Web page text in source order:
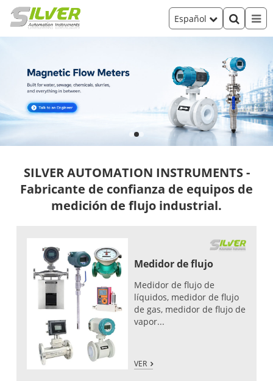
Español
SILVER AUTOMATION INSTRUMENTS -
Fabricante de confianza de equipos de
medición de flujo industrial.
Medidor de flujo
Medidor de flujo de
líquidos, medidor de flujo
de gas, medidor de flujo de
vapor...
VER